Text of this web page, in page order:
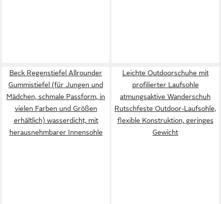
Beck Regenstiefel Allrounder
Gummistiefel (für Jungen und
Mädchen, schmale Passform, in
vielen Farben und Größen
erhältlich) wasserdicht, mit
herausnehmbarer Innensohle
Leichte Outdoorschuhe mit
profilierter Laufsohle
atmungsaktive Wanderschuh
Rutschfeste Outdoor-Laufsohle,
flexible Konstruktion, geringes
Gewicht